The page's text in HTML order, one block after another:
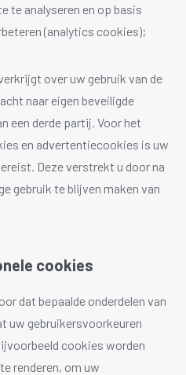
te analyseren en op basis
(analytics cookies);
over uw gebruik van de
naar eigen beveiligde
een derde partij. Voor het
en advertentiecookies is uw
Deze verstrekt u door na
gebruik te blijven maken van
cookies
dat bepaalde onderdelen van
uw gebruikersvoorkeuren
cookies worden
renderen, om uw